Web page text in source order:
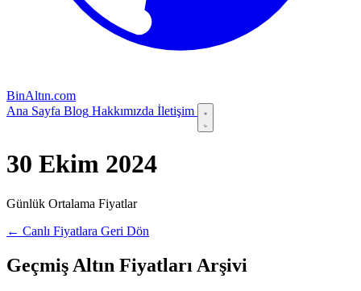
BinAltın.com
Ana Sayfa Blog Hakkımızda İletişim
30 Ekim 2024
Günlük Ortalama Fiyatlar
← Canlı Fiyatlara Geri Dön
Geçmiş Altın Fiyatları Arşivi